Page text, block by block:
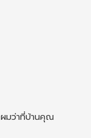
ผมว่าที่บ้านคุณ